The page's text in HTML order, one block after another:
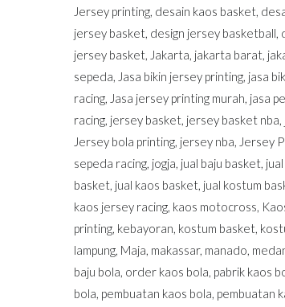
Jersey printing, desain kaos basket,
jersey basket, design jersey basketball,
jersey basket, Jakarta, jakarta barat,
sepeda, Jasa bikin jersey printing, jasa
racing, Jasa jersey printing murah, jasa
racing, jersey basket, jersey basket nba,
Jersey bola printing, jersey nba, Jersey
sepeda racing, jogja, jual baju basket,
basket, jual kaos basket, jual kostum
kaos jersey racing, kaos motocross,
printing, kebayoran, kostum basket,
lampung, Maja, makassar, manado,
baju bola, order kaos bola, pabrik kaos
bola, pembuatan kaos bola, pembuatan